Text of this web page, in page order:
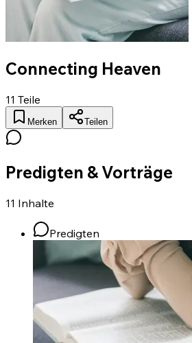
Connecting Heaven
11 Teile
Merken Teilen
Predigten & Vorträge
11 Inhalte
Predigten